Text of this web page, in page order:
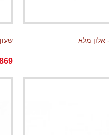
שעון BARI - אלון מלא